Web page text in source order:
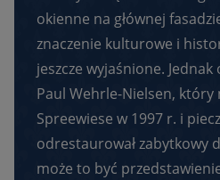
okienne na głównej
znaczenie kulturowe i
jeszcze wyjaśnione. Jednak
Paul Wehrle-Nielsen, który
Spreewiese w 1997 r. i
odrestaurował zabytkowy
może to być